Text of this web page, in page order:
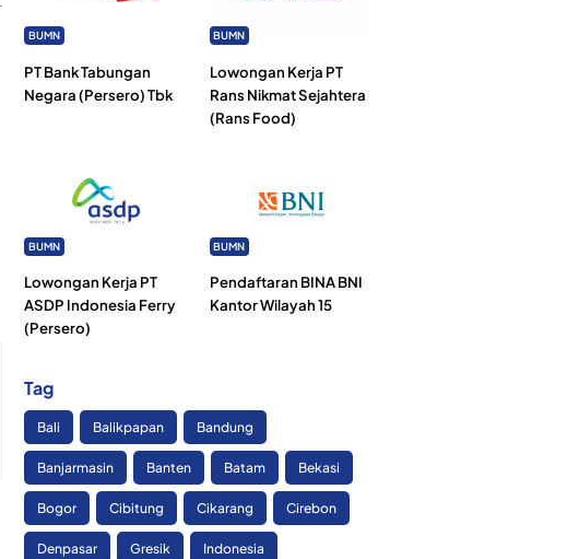
BUMN
PT Bank Tabungan
Negara (Persero) Tbk
BUMN
Lowongan Kerja PT
Rans Nikmat Sejahtera
(Rans Food)
BUMN
Lowongan Kerja PT
ASDP Indonesia Ferry
(Persero)
BUMN
Pendaftaran BINA BNI
Kantor Wilayah 15
Tag
Bali Balikpapan Bandung
Banjarmasin Banten Batam Bekasi
Bogor Cibitung Cikarang Cirebon
Denpasar Gresik Indonesia